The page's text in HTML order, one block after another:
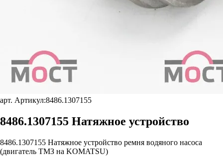
арт. Артикул:8486.1307155
8486.1307155 Натяжное устройство
8486.1307155 Натяжное устройство ремня водяного насоса
(двигатель ТМЗ на KOMATSU)